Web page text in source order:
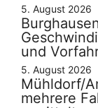
5. August 2026
und
5. August 2026
Mühldorf/
mehrere